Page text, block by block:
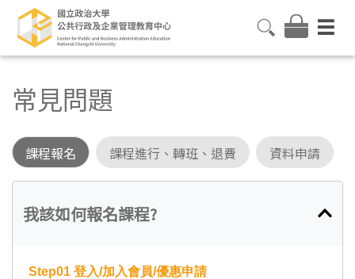
常見問題
課程報名 課程進行、轉班、退費 資料申請
我該如何報名課程?
Step01 登入/加入會員/優惠申請